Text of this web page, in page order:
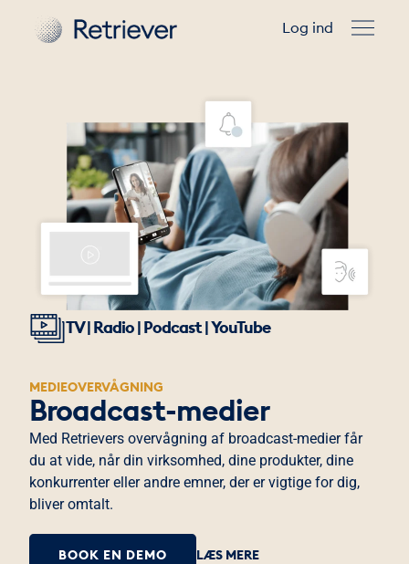
Log ind
MEDIEOVERVÅGNING
Broadcast-medier
Med Retrievers overvågning af broadcast-medier får
du at vide, når din virksomhed, dine produkter, dine
konkurrenter eller andre emner, der er vigtige for dig,
bliver omtalt.
BOOK EN DEMO LÆS MERE
TV | Radio | Podcast | YouTube